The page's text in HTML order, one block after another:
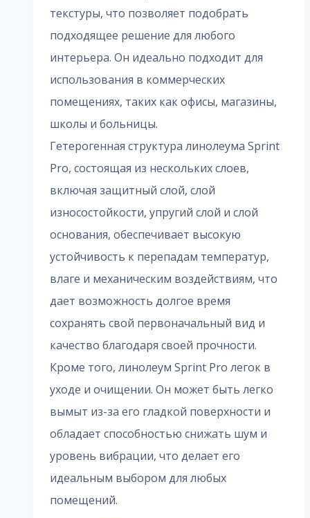
текстуры, что позволяет подобрать
подходящее решение для любого
интерьера. Он идеально подходит для
использования в коммерческих
помещениях, таких как офисы, магазины,
школы и больницы.
Гетерогенная структура линолеума Sprint
Pro, состоящая из нескольких слоев,
включая защитный слой, слой
износостойкости, упругий слой и слой
основания, обеспечивает высокую
устойчивость к перепадам температур,
влаге и механическим воздействиям, что
дает возможность долгое время
сохранять свой первоначальный вид и
качество благодаря своей прочности.
Кроме того, линолеум Sprint Pro легок в
уходе и очищении. Он может быть легко
вымыт из-за его гладкой поверхности и
обладает способностью снижать шум и
уровень вибрации, что делает его
идеальным выбором для любых
помещений.